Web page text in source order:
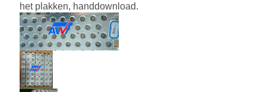
het plakken, handdownload.